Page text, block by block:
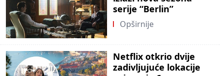
serije “Berlin”
Opširnije
Netflix otkrio dvije
zadivljujuće lokacije